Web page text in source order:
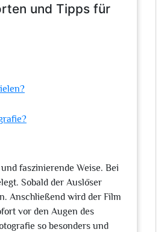
und Tipps für
faszinierende Weise. Bei
Sobald der Auslöser
Anschließend wird der Film
vor den Augen des
so besonders und